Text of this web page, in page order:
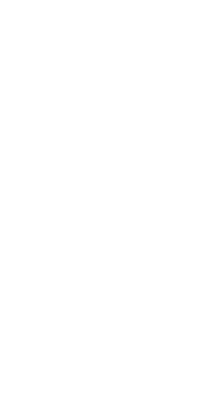
bieten
Cafés.